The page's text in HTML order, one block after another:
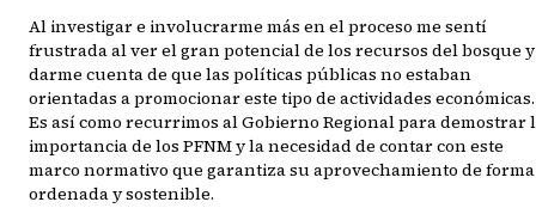
Al investigar e involucrarme más en el proceso me sentí
frustrada al ver el gran potencial de los recursos del bosque y
darme cuenta de que las políticas públicas no estaban
orientadas a promocionar este tipo de actividades económicas.
Es así como recurrimos al Gobierno Regional para demostrar
importancia de los PFNM y la necesidad de contar con este
marco normativo que garantiza su aprovechamiento de forma
ordenada y sostenible.